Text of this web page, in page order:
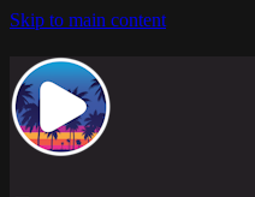
Skip to main content